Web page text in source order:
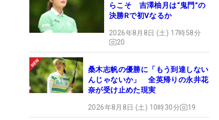
らこそ 吉澤柚月は“鬼門”の
決勝Rで初Vなるか
2026年8月8日 (土) 17時58分
20
桑木志帆の優勝に「もう到達しない
んじゃないか」 全英帰りの永井花
奈が受け止めた現実
2026年8月8日 (土) 10時30分 19